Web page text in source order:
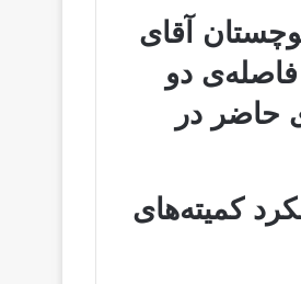
آقای
دو
حاضر در
کمیته‌های